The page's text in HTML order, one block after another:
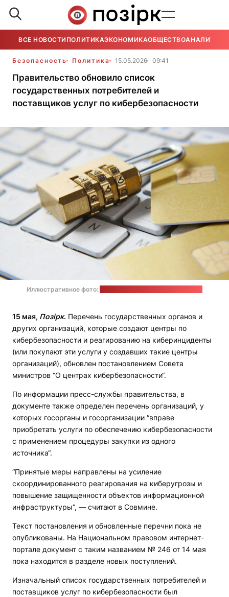
ВСЕ НОВОСТИ ПОЛИТИКАЭКОНОМИКАОБЩЕСТВОАНАЛИТИКА
Безопасность Политика 15.05.2026 09:41
Правительство обновило список
государственных потребителей и
поставщиков услуг по кибербезопасности
Иллюстративное фото:
15 мая, Позірк. Перечень государственных органов и
других организаций, которые создают центры по
кибербезопасности и реагированию на киберинциденты
(или покупают эти услуги у создавших такие центры
организаций), обновлен постановлением Совета
министров “О центрах кибербезопасности“.
По информации пресс-службы правительства, в
документе также определен перечень организаций, у
которых госорганы и госорганизации “вправе
приобретать услуги по обеспечению кибербезопасности
с применением процедуры закупки из одного
источника“.
“Принятые меры направлены на усиление
скоординированного реагирования на киберугрозы и
повышение защищенности объектов информационной
инфраструктуры“, — считают в Совмине.
Текст постановления и обновленные перечни пока не
опубликованы. На Национальном правовом интернет-
портале документ с таким названием № 246 от 14 мая
пока находится в разделе новых поступлений.
Изначальный список государственных потребителей и
поставщиков услуг по кибербезопасности был